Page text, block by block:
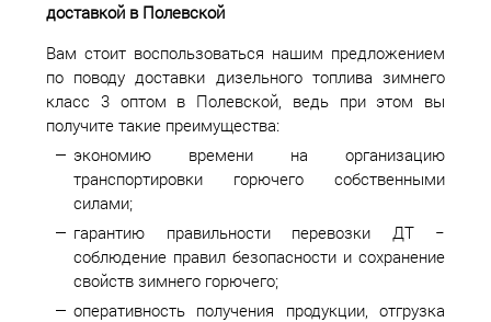
доставкой в Полевской
Вам стоит воспользоваться нашим предложением
по поводу доставки дизельного топлива зимнего
класс 3 оптом в Полевской, ведь при этом вы
получите такие преимущества:
экономию времени на организацию
транспортировки горючего собственными
силами;
гарантию правильности перевозки ДТ −
соблюдение правил безопасности и сохранение
свойств зимнего горючего;
оперативность получения продукции, отгрузка